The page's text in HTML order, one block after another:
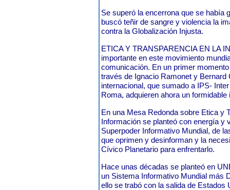
Se superó la encerrona que se había
buscó teñir de sangre y violencia la
contra la Globalización Injusta.
ETICA Y TRANSPARENCIA EN LA
importante en este movimiento
comunicación. En un primer
través de Ignacio Ramonet y Bernard
internacional, que sumado a IPS-
Roma, adquieren ahora un
En una Mesa Redonda sobre Etica y
Información se planteó con energía y
Superpoder Informativo Mundial, de
que oprimen y desinforman y la
Cívico Planetario para enfrentarlo.
Hace unas décadas se planteó en
un Sistema Informativo Mundial más
ello se trabó con la salida de Estados